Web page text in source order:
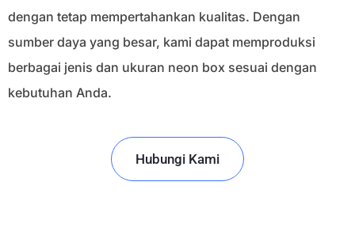
dengan tetap mempertahankan kualitas. Dengan
sumber daya yang besar, kami dapat memproduksi
berbagai jenis dan ukuran neon box sesuai dengan
kebutuhan Anda.
Hubungi Kami